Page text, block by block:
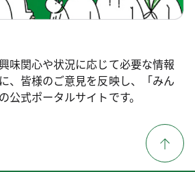
味関心や状況に応じて必要な情報
、皆様のご意見を反映し、「みん
公式ポータルサイトです。